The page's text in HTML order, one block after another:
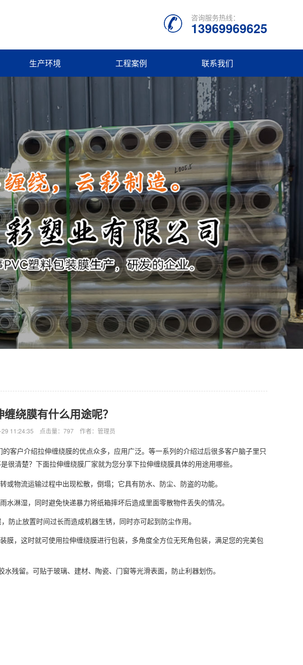
咨询服务热线：
13969969625
生产环境 工程案例 联系我们
绕膜有什么用途呢？
29 11:24:35 点击量：797 作者：管理员
客户介绍拉伸缠绕膜的优点众多，应用广泛。等一系列的介绍过后很多客户脑子里只
清楚？下面拉伸缠绕膜厂家就为您分享下拉伸缠绕膜具体的用途用哪些。
物流运输过程中出现松散，倒塌；它具有防水、防尘、防盗的功能。
淋湿，同时避免快递暴力将纸箱摔坏后造成里面零散物件丢失的情况。
防止放置时间过长而造成机器生锈，同时亦可起到防尘作用。
膜，这时就可使用拉伸缠绕膜进行包装，多角度全方位无死角包装，满足您的完美包
残留。可贴于玻璃、建材、陶瓷、门窗等光滑表面，防止利器划伤。